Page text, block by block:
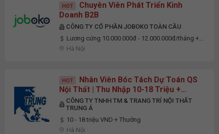
HOT
Chuyên Viên Phát Triển Kinh
Doanh B2B
CÔNG TY CỔ PHẦN JOBOKO TOÀN CẦU
Lương cứng 10.000.000đ - 12.000.000đ/tháng +
Thưởng doanh số
Hà Nội
HOT
Nhân Viên Bóc Tách Dự Toán QS
Nội Thất | Thu Nhập 10-18 Triệu +
Thưởng | Hà Nội
CÔNG TY TNHH TM & TRANG TRÍ NỘI THẤT
TRUNG Á
10 - 18 triệu VND + Thưởng
Hà Nội